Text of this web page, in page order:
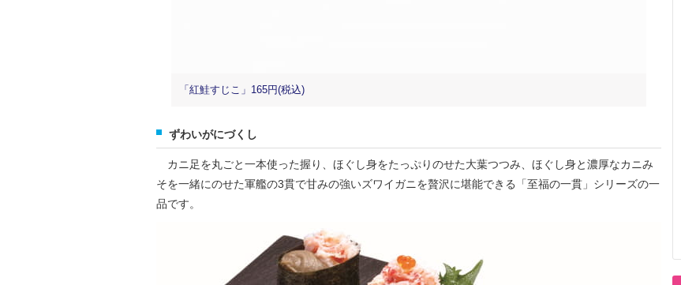
「紅鮭すじこ」165円(税込)
ずわいがにづくし
カニ足を丸ごと一本使った握り、ほぐし身をたっぷりのせた大葉つつみ、ほぐし身と濃厚なカニみ
そを一緒にのせた軍艦の3貫で甘みの強いズワイガニを贅沢に堪能できる「至福の一貫」シリーズの一
品です。